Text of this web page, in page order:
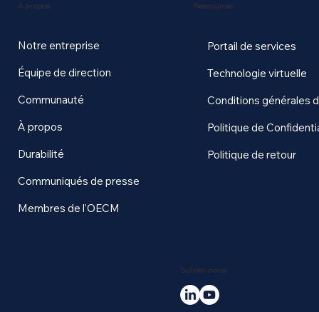
Notre entreprise
Équipe de direction
Communauté
À propos
Durabilité
Communiqués de presse
Membres de l'OECM
Portail de services
Technologie virtuelle
Conditions générales
Politique de
Politique de retour
À propos
Suivez-nous
Ressources